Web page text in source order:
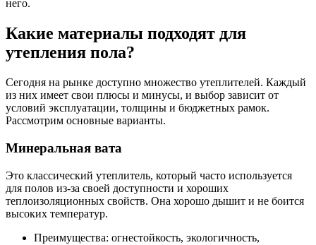
него.
Какие материалы подходят для
утепления пола?
Сегодня на рынке доступно множество утеплителей. Каждый
из них имеет свои плюсы и минусы, и выбор зависит от
условий эксплуатации, толщины и бюджетных рамок.
Рассмотрим основные варианты.
Минеральная вата
Это классический утеплитель, который часто используется
для полов из-за своей доступности и хороших
теплоизоляционных свойств. Она хорошо дышит и не боится
высоких температур.
Преимущества: огнестойкость, экологичность,